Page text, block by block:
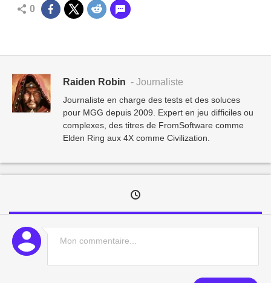
0
Raiden Robin - Journaliste
Journaliste en charge des tests et des soluces
pour MGG depuis 2009. Expert en jeu difficiles ou
complexes, des titres de FromSoftware comme
Elden Ring aux 4X comme Civilization.